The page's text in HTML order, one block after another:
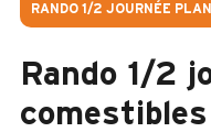
RANDO 1/2 JOURNÉE
Rando 1/2